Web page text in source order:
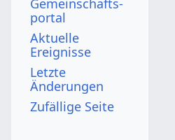
Gemeinschafts­
portal
Aktuelle
Ereignisse
Letzte
Änderungen
Zufällige Seite